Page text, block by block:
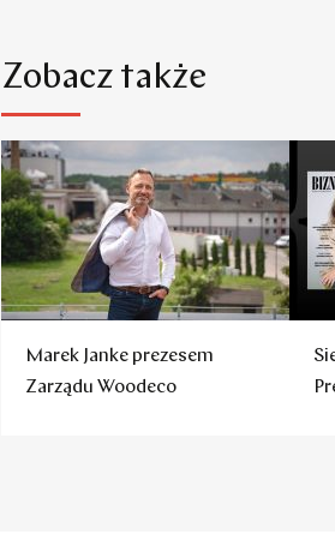
Zobacz także
Marek Janke prezesem
Zarządu Woodeco